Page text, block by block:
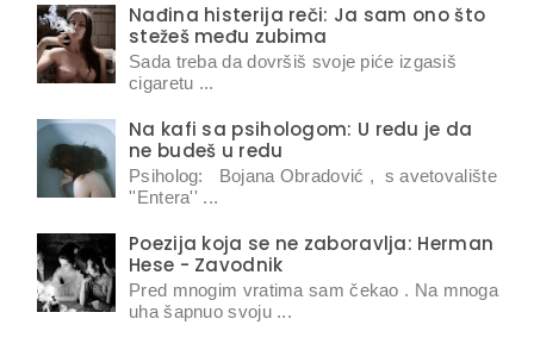
Nađina histerija reči: Ja sam ono što
stežeš među zubima
Sada treba da dovršiš svoje piće izgasiš
cigaretu ...
Na kafi sa psihologom: U redu je da
ne budeš u redu
Psiholog: Bojana Obradović , s avetovalište
''Entera'' ...
Poezija koja se ne zaboravlja: Herman
Hese - Zavodnik
Pred mnogim vratima sam čekao . Na mnoga
uha šapnuo svoju ...